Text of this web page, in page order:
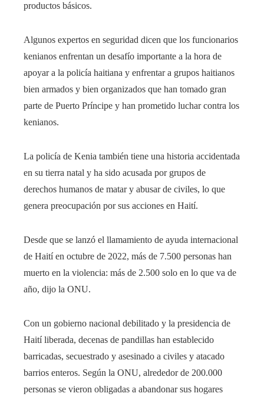
productos básicos.
Algunos expertos en seguridad dicen que los funcionarios
kenianos enfrentan un desafío importante a la hora de
apoyar a la policía haitiana y enfrentar a grupos haitianos
bien armados y bien organizados que han tomado gran
parte de Puerto Príncipe y han prometido luchar contra los
kenianos.
La policía de Kenia también tiene una historia accidentada
en su tierra natal y ha sido acusada por grupos de
derechos humanos de matar y abusar de civiles, lo que
genera preocupación por sus acciones en Haití.
Desde que se lanzó el llamamiento de ayuda internacional
de Haití en octubre de 2022, más de 7.500 personas han
muerto en la violencia: más de 2.500 solo en lo que va de
año, dijo la ONU.
Con un gobierno nacional debilitado y la presidencia de
Haití liberada, decenas de pandillas han establecido
barricadas, secuestrado y asesinado a civiles y atacado
barrios enteros. Según la ONU, alrededor de 200.000
personas se vieron obligadas a abandonar sus hogares